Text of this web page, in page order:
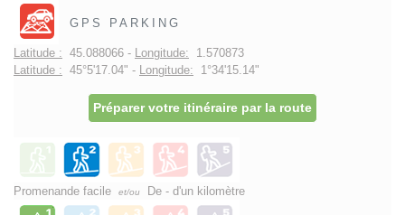
GPS PARKING
Latitude : 45.088066 - Longitude: 1.570873
Latitude : 45°5'17.04" - Longitude: 1°34'15.14"
Préparer votre itinéraire par la route
Promenande facile et/ou De - d'un kilomètre